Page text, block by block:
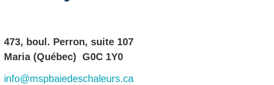
473, boul. Perron, suite 107
Maria (Québec) G0C 1Y0
info@mspbaiedeschaleurs.ca